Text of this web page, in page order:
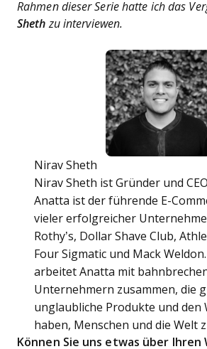
Rahmen dieser Serie hatte ich das
Sheth zu interviewen.
Nirav Sheth
Nirav Sheth ist Gründer und
Anatta ist der führende E-
vieler erfolgreicher
Rothy’s, Dollar Shave Club,
Four Sigmatic und Mack
arbeitet Anatta mit
Unternehmern zusammen, die
unglaubliche Produkte und den
haben, Menschen und die Welt
Können Sie uns etwas über Ihren